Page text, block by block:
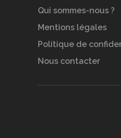
Qui sommes-nous ?
Mentions légales
Politique de
Nous contacter